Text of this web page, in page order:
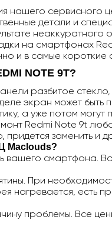
нашего
детали и
неаккуратного
на смартфонах
и в самые короткие
NOTE 9T?
разбитое
экран может быть
а уже потом
Redmi Note 9t
заменить и
Maclouds?
смартфона.
При
нагревается, есть
проблемы. Все